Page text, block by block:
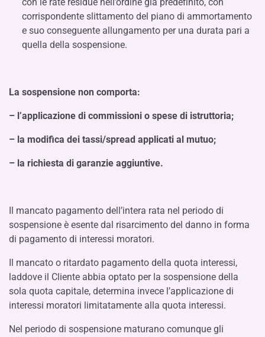
corrispondente slittamento del piano di ammortamento
e suo conseguente allungamento per una durata pari a
quella della sospensione.
La sospensione non comporta:
– l’applicazione di commissioni o spese di istruttoria;
– la modifica dei tassi/spread applicati al mutuo;
– la richiesta di garanzie aggiuntive.
Il mancato pagamento dell’intera rata nel periodo di
sospensione è esente dal risarcimento del danno in forma
di pagamento di interessi moratori.
Il mancato o ritardato pagamento della quota interessi,
laddove il Cliente abbia optato per la sospensione della
sola quota capitale, determina invece l’applicazione di
interessi moratori limitatamente alla quota interessi.
Nel periodo di sospensione maturano comunque gli